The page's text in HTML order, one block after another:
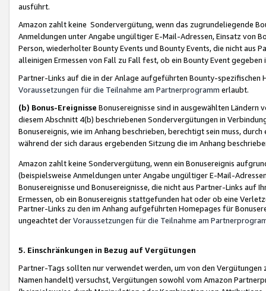
ausführt.
Amazon zahlt keine Sondervergütung, wenn das zugrundeliegende
Anmeldungen unter Angabe ungültiger E-Mail-Adressen, Einsatz von
Person, wiederholter Bounty Events und Bounty Events, die nicht
alleinigen Ermessen von Fall zu Fall fest, ob ein Bounty Event
Partner-Links auf die in der Anlage aufgeführten Bounty-spezifischen
Voraussetzungen für die Teilnahme am Partnerprogramm erlaubt.
(b) Bonus-Ereignisse Bonusereignisse sind in ausgewählten Ländern
diesem Abschnitt 4(b) beschriebenen Sondervergütungen in
Bonusereignis, wie im Anhang beschrieben, berechtigt sein muss,
während der sich daraus ergebenden Sitzung die im Anhang
Amazon zahlt keine Sondervergütung, wenn ein Bonusereignis
(beispielsweise Anmeldungen unter Angabe ungültiger E-Mail-
Bonusereignisse und Bonusereignisse, die nicht aus Partner-Links auf
Ermessen, ob ein Bonusereignis stattgefunden hat oder ob eine
Partner-Links zu den im Anhang aufgeführten Homepages für
ungeachtet derVoraussetzungen für die Teilnahme am
5. Einschränkungen in Bezug auf Vergütungen
Partner-Tags sollten nur verwendet werden, um von den
Namen handelt) versuchst, Vergütungen sowohl vom Amazon